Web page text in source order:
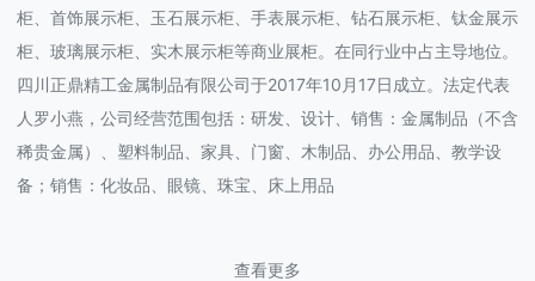
柜、首饰展示柜、玉石展示柜、手表展示柜、钻石展示柜、钛金展示
柜、玻璃展示柜、实木展示柜等商业展柜。在同行业中占主导地位。
四川正鼎精工金属制品有限公司于2017年10月17日成立。法定代表
人罗小燕，公司经营范围包括：研发、设计、销售：金属制品（不含
稀贵金属）、塑料制品、家具、门窗、木制品、办公用品、教学设
备；销售：化妆品、眼镜、珠宝、床上用品
查看更多